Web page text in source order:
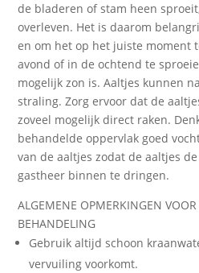
de bladeren of stam heen
overleven. Het is daarom
en om het op het juiste moment
avond of in de ochtend te
mogelijk zon is. Aaltjes kunnen
straling. Zorg ervoor dat de
zoveel mogelijk direct raken.
behandelde oppervlak goed
van de aaltjes zodat de aaltjes
gastheer binnen te dringen.
ALGEMENE OPMERKINGEN VOOR
BEHANDELING
Gebruik altijd schoon
vervuiling voorkomt.